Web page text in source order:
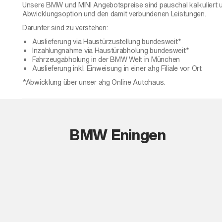
Unsere BMW und MINI Angebotspreise sind pauschal kalkuliert
Abwicklungsoption und den damit verbundenen Leistungen.
Darunter sind zu verstehen:
Auslieferung via Haustürzustellung bundesweit*
Inzahlungnahme via Haustürabholung bundesweit*
Fahrzeugabholung in der BMW Welt in München
Auslieferung inkl. Einweisung in einer ahg Filiale vor Ort
*Abwicklung über unser ahg Online Autohaus.
BMW Eningen